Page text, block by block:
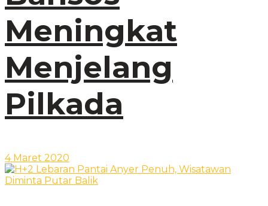
Meningkat
Menjelang
Pilkada
4 Maret 2020